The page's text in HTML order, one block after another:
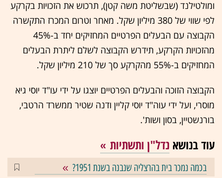
ומולטילנד (שבשליטת משה קטן), תרכוש את הזכויות בקרקע
לפי שווי של 380 מיליון שקל. מאחר וטרום המכרז התקשרה
הקבוצה עם הבעלים הפרטיים המחזיקים יחד ב-45%
מהזכויות הקרקע, תידרש הקבוצה לשלם ליתרת הבעלים
המחזיקים ב-55% מהקרקע סך של 210 מיליון שקל.
הקבוצה הזוכה והבעלים הפרטיים יוצגו על ידי עו"ד יוסי גיא
מוסרי, ועל ידי עוה"ד יוסי קליין ודנה שטיר ממשרד הרטבי,
בורנשטיין, בסון ושות'.
עוד בנושא נדל"ן ותשתיות
בכמה נמכר בית בהרצליה שנבנה בשנת 1951?